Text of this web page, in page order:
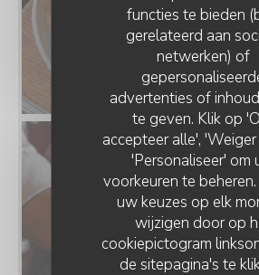
functies te bieden
gerelateerd aan
netwerken) of
advertenties of
te geven. Klik op
accepteer alle',
'Personaliseer' om
voorkeuren te
uw keuzes op elk
wijzigen door op
cookiepictogram
de sitepagina's te